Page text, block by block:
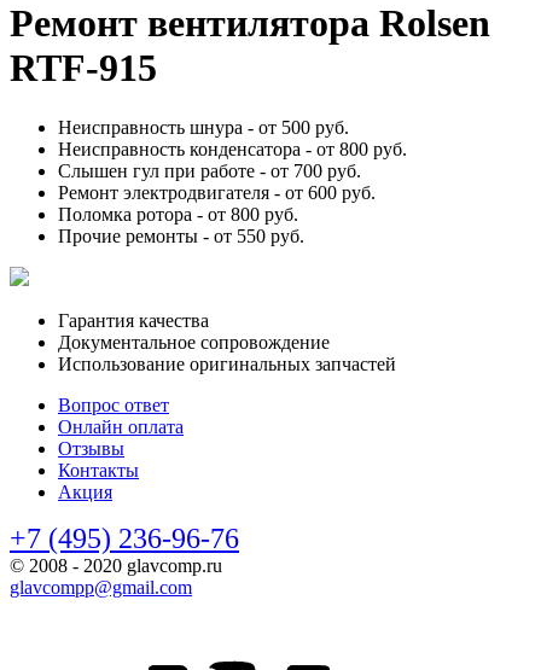
Ремонт вентилятора Rolsen
RTF-915
Неисправность шнура - от 500 руб.
Неисправность конденсатора - от 800 руб.
Слышен гул при работе - от 700 руб.
Ремонт электродвигателя - от 600 руб.
Поломка ротора - от 800 руб.
Прочие ремонты - от 550 руб.
Гарантия качества
Документальное сопровождение
Использование оригинальных запчастей
Вопрос ответ
Онлайн оплата
Отзывы
Контакты
Акция
+7 (495) 236-96-76
© 2008 - 2020 glavcomp.ru
glavcompp@gmail.com